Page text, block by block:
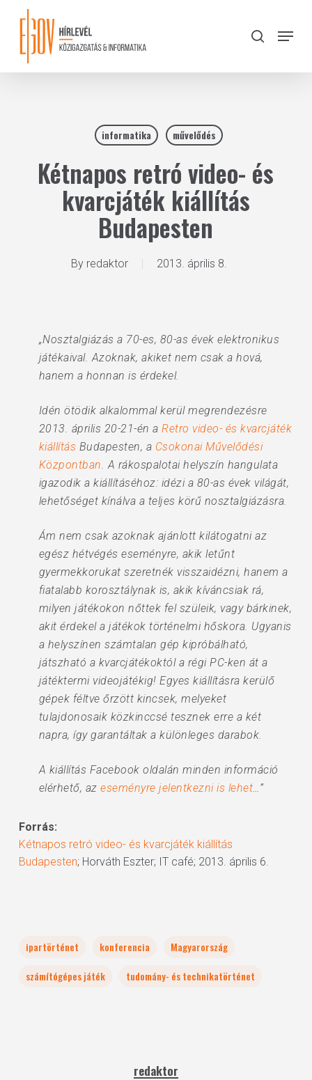
content
search
Menu
informatika művelődés
Kétnapos retró video- és
kvarcjáték kiállítás
Budapesten
By redaktor 2013. április 8.
„Nosztalgiázás a 70-es, 80-as évek elektronikus
játékaival. Azoknak, akiket nem csak a hová,
hanem a honnan is érdekel.
Idén ötödik alkalommal kerül megrendezésre
2013. április 20-21-én aRetro video- és kvarcjáték
kiállítás Budapesten, a Csokonai Művelődési
Központban. A rákospalotai helyszín hangulata
igazodik a kiállításéhoz: idézi a 80-as évek világát,
lehetőséget kínálva a teljes körű nosztalgiázásra.
Ám nem csak azoknak ajánlott kilátogatni az
egész hétvégés eseményre, akik letűnt
gyermekkorukat szeretnék visszaidézni, hanem a
fiatalabb korosztálynak is, akik kíváncsiak rá,
milyen játékokon nőttek fel szüleik, vagy bárkinek,
akit érdekel a játékok történelmi hőskora. Ugyanis
a helyszínen számtalan gép kipróbálható,
játszható a kvarcjátékoktól a régi PC-ken át a
játéktermi videojátékig! Egyes kiállításra kerülő
gépek féltve őrzött kincsek, melyeket
tulajdonosaik közkinccsé tesznek erre a két
napra, így garantáltak a különleges darabok.
A kiállítás Facebook oldalán minden információ
elérhető, azeseményre jelentkezni is lehet…”
Forrás:
Kétnapos retró video- és kvarcjáték kiállítás
Budapesten; Horváth Eszter; IT café; 2013. április 6.
ipartörténet konferencia
Magyarország
számítógépes játék
tudomány- és technikatörténet
redaktor
Close